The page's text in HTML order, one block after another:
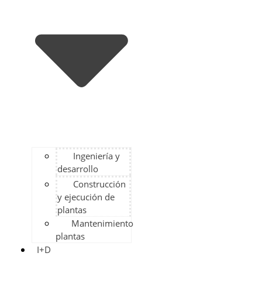
Ingeniería y
desarrollo
Construcción
y ejecución de
plantas
Mantenimiento
plantas
I+D